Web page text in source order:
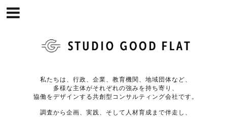
私たちは、行政、企業、教育機関、地域団体など、
多様な主体がそれぞれの強みを持ち寄り、
協働をデザインする共創型コンサルティング会社です。
調査から企画、実践、そして人材育成まで伴走し、